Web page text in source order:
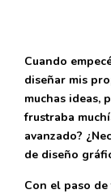
Cuando
diseñar mis
muchas ideas,
frustraba
avanzado?
de diseño
Con el paso